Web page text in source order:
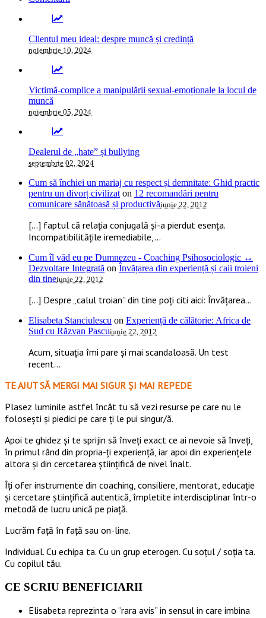
Clientul meu ideal: despre muncă și credință
noiembrie 10, 2024
Victimă-complice a manipulării sexual-emoționale la locul de
muncă
noiembrie 05, 2024
Dealerul de „hate” și bullying
septembrie 02, 2024
Cum să închiei un mariaj cu respect și demnitate: Ghid practic
pentru un divorț civilizat on 12 recomandări pentru
comunicare sănătoasă și productivăiunie 22, 2012
[…] faptul că relația conjugală și-a pierdut esența.
Incompatibilitățile iremediabile,...
Cum îl văd eu pe Dumnezeu - Coaching Psihosociologic ↔
Dezvoltare Integrată on Învățarea din experiență și caii troieni
din tineiunie 22, 2012
[…] Despre „calul troian” din tine poți citi aici: Învățarea...
Elisabeta Stanciulescu on Experiență de călătorie: Africa de
Sud cu Răzvan Pascuiunie 22, 2012
Acum, situația îmi pare și mai scandaloasă. Un test
recent...
TE AJUT SĂ MERGI MAI SIGUR ȘI MAI REPEDE
​​Plasez luminile astfel încât tu să vezi resurse pe care nu le
folosești și piedici pe care ți le pui singur/ă.
Apoi te ghidez și te sprijin să înveți exact ce ai nevoie să înveți,
în primul rând din propria-ți experiență, iar apoi din experiențele
altora și din cercetarea științifică de nivel înalt.
Îți ofer instrumente din coaching, consiliere, mentorat, educație
și cercetare științifică autentică, împletite interdisciplinar într-o
metodă de lucru unică pe piață.
Lucrăm față în față sau on-line.
Individual. Cu echipa ta. Cu un grup eterogen. Cu soțul / soția ta.
Cu copilul tău.
CE SCRIU BENEFICIARII
Elisabeta reprezinta o “rara avis” in sensul in care imbina